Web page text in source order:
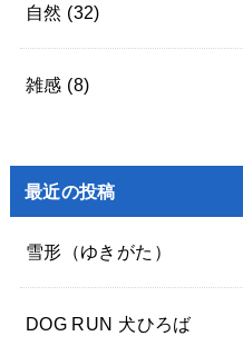
自然 (32)
雑感 (8)
最近の投稿
雪形（ゆきがた）
DOG RUN 犬ひろば